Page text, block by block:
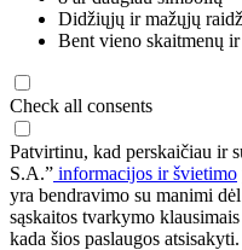
Didžiųjų ir mažųjų
Bent vieno skaitmenų
Check all consents
Patvirtinu, kad perskaičiau ir
S.A.” informacijos ir švietimo
yra bendravimo su manimi
sąskaitos tvarkymo
kada šios paslaugos atsisakyti.